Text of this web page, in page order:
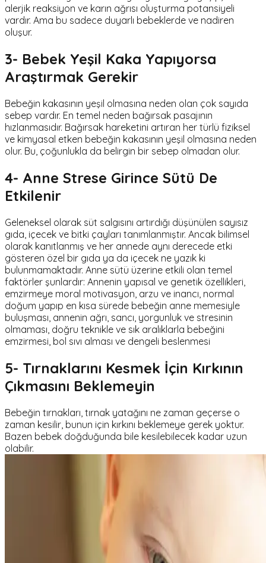
alerjik reaksiyon ve karın ağrısı oluşturma potansiyeli
vardır. Ama bu sadece duyarlı bebeklerde ve nadiren
oluşur.
3- Bebek Yeşil Kaka Yapıyorsa
Araştırmak Gerekir
Bebeğin kakasının yeşil olmasına neden olan çok sayıda
sebep vardır. En temel neden bağırsak pasajının
hızlanmasıdır. Bağırsak hareketini artıran her türlü fiziksel
ve kimyasal etken bebeğin kakasının yeşil olmasına neden
olur. Bu, çoğunlukla da belirgin bir sebep olmadan olur.
4- Anne Strese Girince Sütü De
Etkilenir
Geleneksel olarak süt salgısını artırdığı düşünülen sayısız
gıda, içecek ve bitki çayları tanımlanmıştır. Ancak bilimsel
olarak kanıtlanmış ve her annede aynı derecede etki
gösteren özel bir gıda ya da içecek ne yazık ki
bulunmamaktadır. Anne sütü üzerine etkili olan temel
faktörler şunlardır: Annenin yapısal ve genetik özellikleri,
emzirmeye moral motivasyon, arzu ve inancı, normal
doğum yapıp en kısa sürede bebeğin anne memesiyle
buluşması, annenin ağrı, sancı, yorgunluk ve stresinin
olmaması, doğru teknikle ve sık aralıklarla bebeğini
emzirmesi, bol sıvı alması ve dengeli beslenmesi
5- Tırnaklarını Kesmek İçin Kırkının
Çıkmasını Beklemeyin
Bebeğin tırnakları, tırnak yatağını ne zaman geçerse o
zaman kesilir, bunun için kırkını beklemeye gerek yoktur.
Bazen bebek doğduğunda bile kesilebilecek kadar uzun
olabilir.